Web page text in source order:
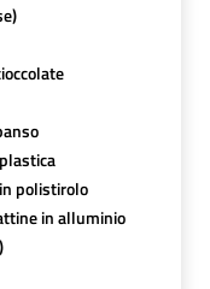
polistirolo
in alluminio